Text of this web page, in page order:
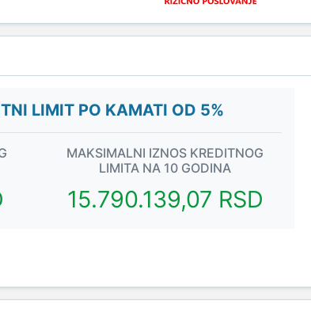
LIMIT PO KAMATI OD 5%
MAKSIMALNI IZNOS KREDITNOG
LIMITA NA 10 GODINA
15.790.139,07 RSD